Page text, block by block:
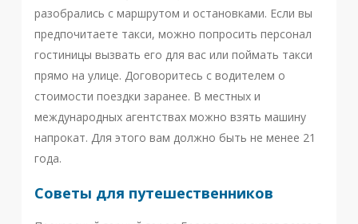
разобрались с маршрутом и остановками. Если вы
предпочитаете такси, можно попросить персонал
гостиницы вызвать его для вас или поймать такси
прямо на улице. Договоритесь с водителем о
стоимости поездки заранее. В местных и
международных агентствах можно взять машину
напрокат. Для этого вам должно быть не менее 21
года.
Советы для путешественников